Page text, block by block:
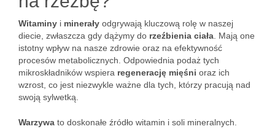
Witaminy i minerały odgrywają kluczową rolę w naszej
diecie, zwłaszcza gdy dążymy do rzeźbienia ciała . Mają one
istotny wpływ na nasze zdrowie oraz na efektywność
procesów metabolicznych. Odpowiednia podaż tych
mikroskładników wspiera regenerację mięśni oraz ich
wzrost, co jest niezwykle ważne dla tych, którzy pracują nad
swoją sylwetką.
Warzywa to doskonałe źródło witamin i soli mineralnych.